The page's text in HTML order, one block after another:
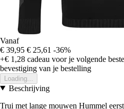
Vanaf
€ 39,95 € 25,61 -36%
+€ 1,28 cadeau voor je volgende
bevestiging van je bestelling
Loading...
Beschrijving
Trui met lange mouwen Hummel